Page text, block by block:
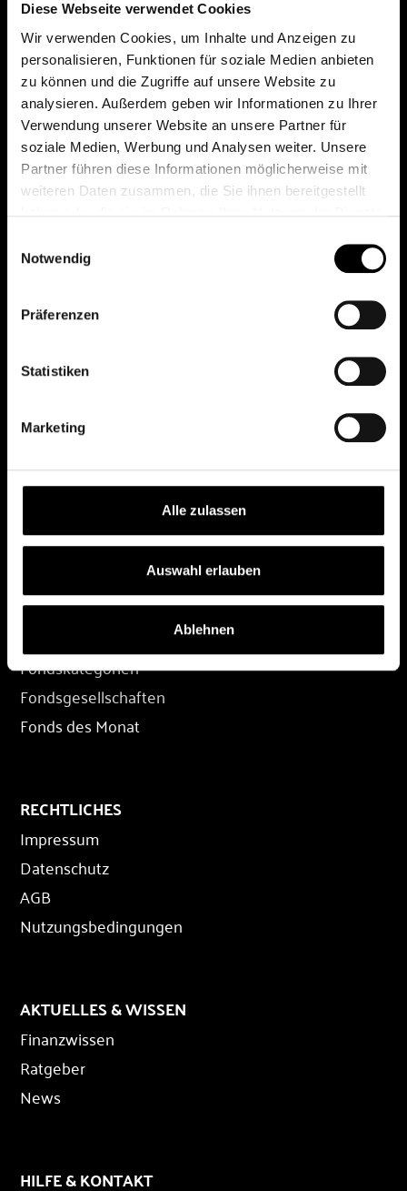
Diese Webseite verwendet Cookies
Wir verwenden Cookies, um Inhalte und Anzeigen zu
personalisieren, Funktionen für soziale Medien anbieten
zu können und die Zugriffe auf unsere Website zu
analysieren. Außerdem geben wir Informationen zu Ihrer
Verwendung unserer Website an unsere Partner für
soziale Medien, Werbung und Analysen weiter. Unsere
Partner führen diese Informationen möglicherweise mit
weiteren Daten zusammen, die Sie ihnen bereitgestellt
Notwendig
Präferenzen
Statistiken
Marketing
Alle zulassen
Auswahl erlauben
Ablehnen
Das erste Depot in Österreich mit 0€ Kontoführung,
0€ Ausgabeaufschlag und 0€ Depotgebühren bei
knapp 2000 Fonds und 0€ Orderspesen.
All rights reserved.
Depot eröffnen
Depot übertragen
Konditionen
FONDS
Fondskategorien
Fondsgesellschaften
Fonds des Monat
RECHTLICHES
Impressum
Datenschutz
AGB
Nutzungsbedingungen
AKTUELLES & WISSEN
Finanzwissen
Ratgeber
News
HILFE & KONTAKT